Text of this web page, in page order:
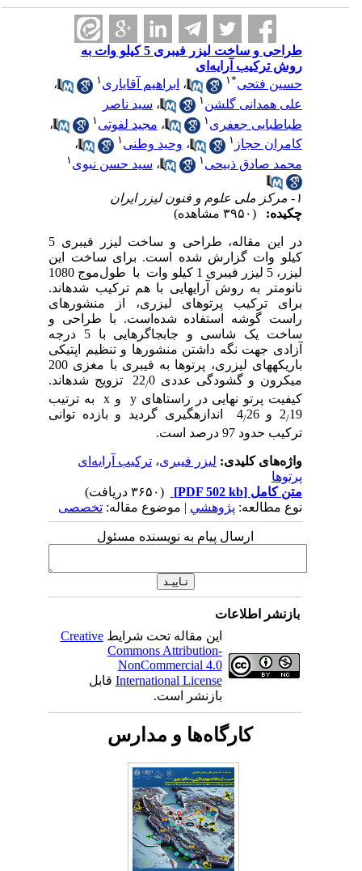
طراحی و ساخت لیزر فیبری 5 کیلو وات به
روش ترکیب آرایه‌ای
حسین فتحی
۱ ،ابراهیم آقایاری۱
،
علی همدانی گلشن
،سید ناصر
طباطبایی جعفری
،مجید لفوتی
،
کامران حجاز۱ ،وحید وطنی
،
محمد صادق ذبیحی
،سید حسن نبوی
چکیده:
در این مقاله، طراحی و ساخت لیزر فیبری 5
کیلو وات گزارش شده است. برای ساخت این
لیزر، 5 لیزر فیبری 1 کیلو وات با طول‌موج 1080
نانومتر به روش آرایه­ایی با هم ترکیب شده­اند.
برای ترکیب پرتوهای لیزری، از منشورهای
راست گوشه استفاده شده‌است. با طراحی و
ساخت یک شاسی و جابجاگرهایی با 5 درجه
آزادی جهت نگه داشتن منشورها و تنظیم اپتیکی
باریکه­های لیزری، پرتوها به فیبری با مغزی 200
میکرون و گشودگی عددی 22
0 تزویج شده­اند.
کیفیت پرتو نهایی در راستا­های
xو y
به ترتیب
2 /19 و 4 / 26 اندازه­گیری گردید و بازده توانی
ترکیب حدود 97 درصد است.
واژه‌های کلیدی:لیزر فیبری،ترکیب آرایه‌ای
پرتوها
متن کامل[PDF 502 kb]
نوع مطالعه:پژوهشي| موضوع مقاله:تخصصی
ارسال پیام به نویسنده مسئول
بازنشر اطلاعات
این مقاله تحت شرایطCreative
Commons Attribution-
NonCommercial 4.0
International Licenseقابل
بازنشر است.
کارگاه‌ها و مدارس